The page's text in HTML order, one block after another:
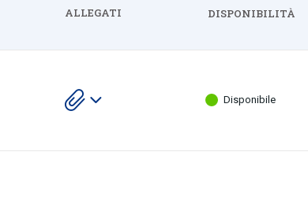
ALLEGATI Espandi
DISPONIBILITÀ
gli
Disponibile